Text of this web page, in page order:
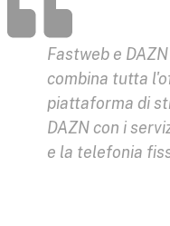
Fastweb e
combina tutta
piattaforma di
DAZN con i
e la telefonia